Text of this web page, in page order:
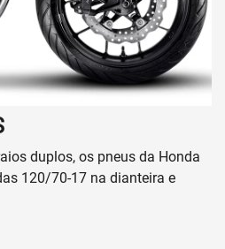
duplos, os pneus da Honda
120/70-17 na dianteira e